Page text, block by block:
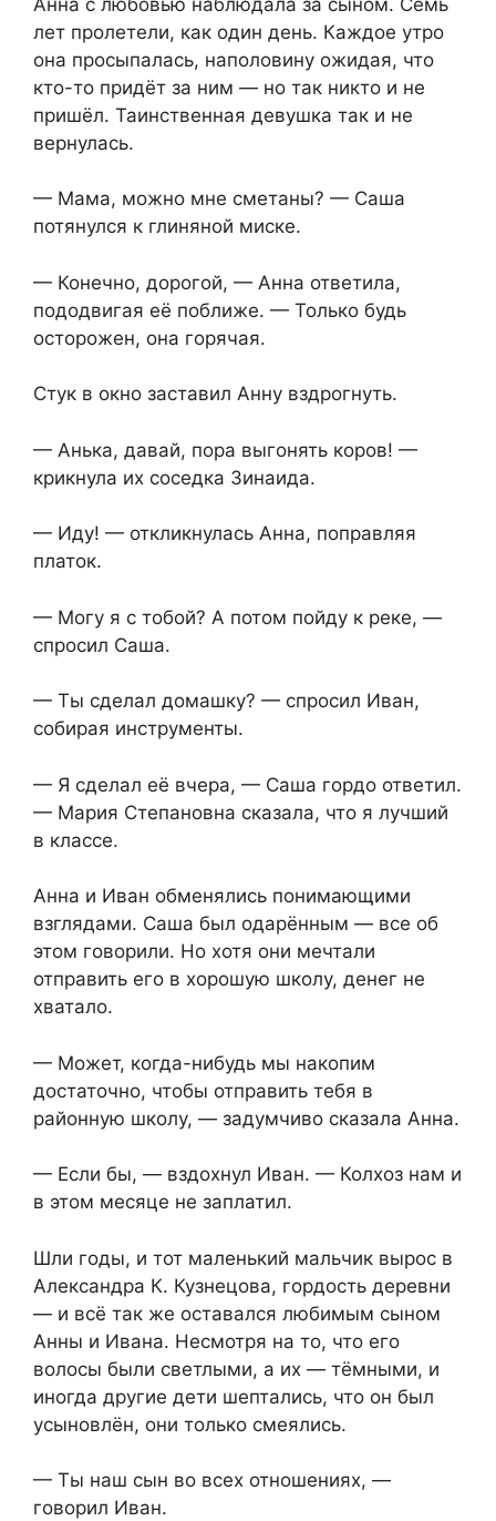
лет пролетели, как один день. Каждое утро
она просыпалась, наполовину ожидая, что
кто-то придёт за ним — но так никто и не
пришёл. Таинственная девушка так и не
вернулась.
— Мама, можно мне сметаны? — Саша
потянулся к глиняной миске.
— Конечно, дорогой, — Анна ответила,
пододвигая её поближе. — Только будь
осторожен, она горячая.
Стук в окно заставил Анну вздрогнуть.
— Анька, давай, пора выгонять коров! —
крикнула их соседка Зинаида.
— Иду! — откликнулась Анна, поправляя
платок.
— Могу я с тобой? А потом пойду к реке, —
спросил Саша.
— Ты сделал домашку? — спросил Иван,
собирая инструменты.
— Я сделал её вчера, — Саша гордо ответил.
— Мария Степановна сказала, что я лучший
в классе.
Анна и Иван обменялись понимающими
взглядами. Саша был одарённым — все об
этом говорили. Но хотя они мечтали
отправить его в хорошую школу, денег не
хватало.
— Может, когда-нибудь мы накопим
достаточно, чтобы отправить тебя в
районную школу, — задумчиво сказала Анна.
— Если бы, — вздохнул Иван. — Колхоз нам и
в этом месяце не заплатил.
Шли годы, и тот маленький мальчик вырос в
Александра К. Кузнецова, гордость деревни
— и всё так же оставался любимым сыном
Анны и Ивана. Несмотря на то, что его
волосы были светлыми, а их — тёмными, и
иногда другие дети шептались, что он был
усыновлён, они только смеялись.
— Ты наш сын во всех отношениях, —
говорил Иван.